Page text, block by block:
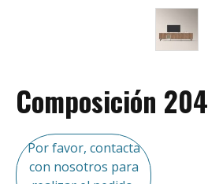
Composición 204
Por favor, contacta
con nosotros para